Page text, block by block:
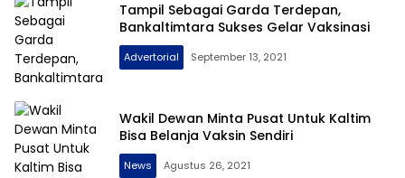
Tampil Sebagai Garda Terdepan,
Bankaltimtara Sukses Gelar Vaksinasi
Advertorial September 13, 2021
Wakil Dewan Minta Pusat Untuk Kaltim
Bisa Belanja Vaksin Sendiri
News Agustus 26, 2021